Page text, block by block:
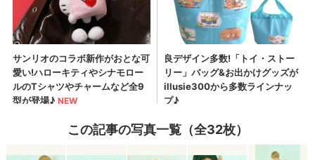
この記事の写真一覧（全32枚）